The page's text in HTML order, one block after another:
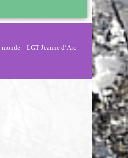
– LGT Jeanne d’Arc